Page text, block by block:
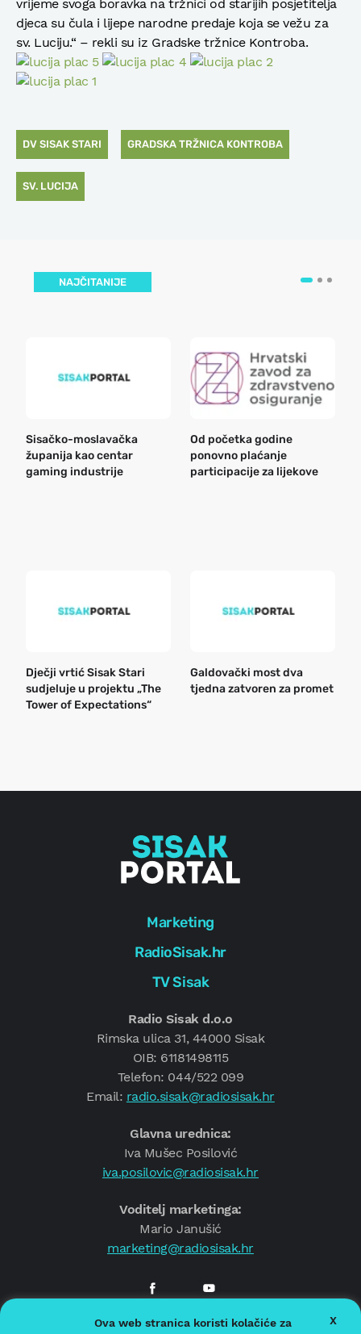
vrijeme svoga boravka na tržnici od starijih posjetitelja
djeca su čula i lijepe narodne predaje koja se vežu za
sv. Luciju.“ – rekli su iz Gradske tržnice Kontroba.
DV SISAK STARI GRADSKA TRŽNICA KONTROBA
SV. LUCIJA
NAJČITANIJE
Sisačko-moslavačka
županija kao centar
gaming industrije
Od početka godine
ponovno plaćanje
participacije za lijekove
Dječji vrtić Sisak Stari
sudjeluje u projektu „The
Tower of Expectations“
Galdovački most dva
tjedna zatvoren za promet
Marketing
RadioSisak.hr
TV Sisak
Radio Sisak d.o.o
Rimska ulica 31, 44000 Sisak
OIB: 61181498115
Telefon: 044/522 099
Email: radio.sisak@radiosisak.hr
Glavna urednica:
Iva Mušec Posilović
iva.posilovic@radiosisak.hr
Voditelj marketinga:
Mario Janušić
marketing@radiosisak.hr
© 2026.Radio Sisak
Ova web stranica koristi kolačiće za
X